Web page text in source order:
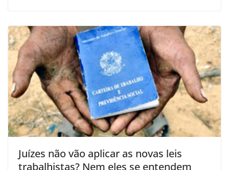
Juízes não vão aplicar as novas leis
trabalhistas? Nem eles se entendem